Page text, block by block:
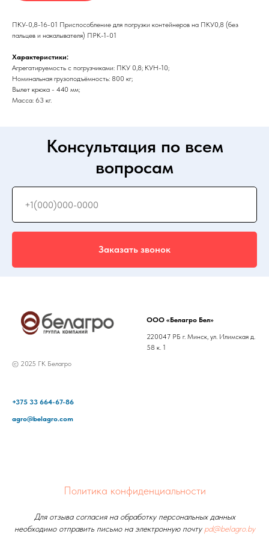
ПКУ-0,8-16-01 Приспособление для погрузки контейнеров на ПКУ0,8 (без
пальцев и накалывателя) ПРК-1-01
Характеристики:
Агрегатируемость с погрузчиками: ПКУ 0,8; КУН-10;
Номинальная грузоподъёмность: 800 кг;
Вылет крюка - 440 мм;
Масса: 63 кг.
Консультация по всем
вопросам
Заказать звонок
© 2025 ГК Белагро
ООО «Белагро Бел»
220047 РБ г. Минск, ул. Илимская д.
58 к. 1
+375 33 664-67-86
agro@belagro.com
Политика конфиденциальности
Для отзыва согласия на обработку персональных данных
необходимо отправить письмо на электронную почту pd@belagro.by